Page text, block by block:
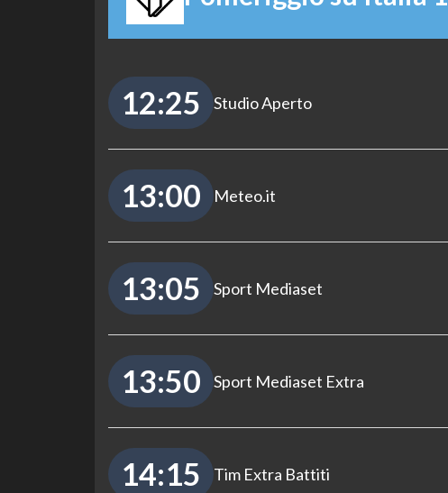
12:25 Studio Aperto
13:00 Meteo.it
13:05 Sport Mediaset
13:50 Sport Mediaset Extra
14:15 Tim Extra Battiti